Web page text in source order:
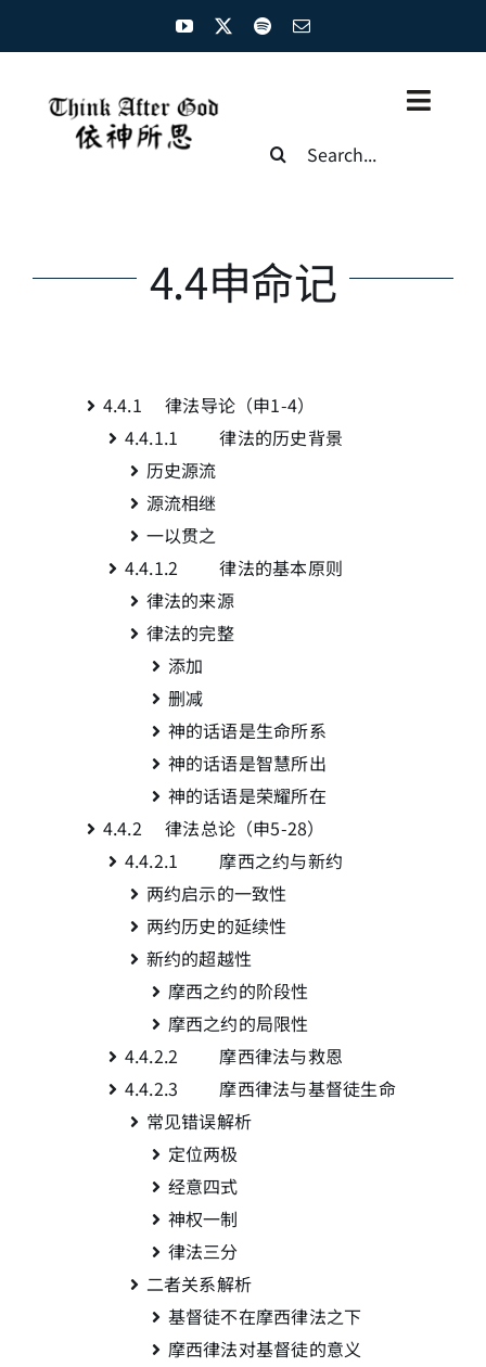
Search
4.4申命记
4.4.1 律法导论 （申1-4）
4.4.1.1 律法的历史背景
历史源流
源流相继
一以贯之
4.4.1.2 律法的基本原则
律法的来源
律法的完整
添加
删减
神的话语是生命所系
神的话语是智慧所出
神的话语是荣耀所在
4.4.2 律法总论（申5-28）
4.4.2.1 摩西之约与新约
两约启示的一致性
两约历史的延续性
新约的超越性
摩西之约的阶段性
摩西之约的局限性
4.4.2.2 摩西律法与救恩
4.4.2.3 摩西律法与基督徒生命
常见错误解析
定位两极
经意四式
神权一制
律法三分
二者关系解析
基督徒不在摩西律法之下
摩西律法对基督徒的意义